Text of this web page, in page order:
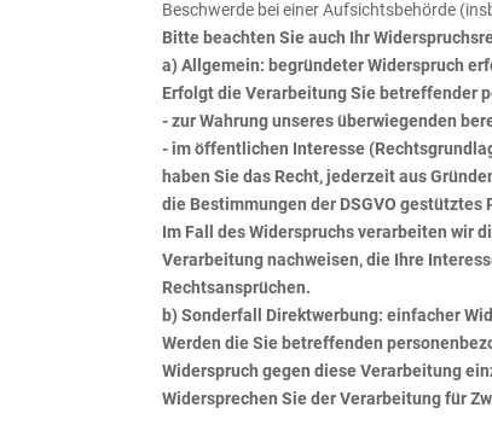
Beschwerde bei einer Aufsichtsbehörde
Bitte beachten Sie auch Ihr
a) Allgemein: begründeter Widerspruch
Erfolgt die Verarbeitung Sie betreffender
- zur Wahrung unseres überwiegenden
- im öffentlichen Interesse
haben Sie das Recht, jederzeit aus
die Bestimmungen der DSGVO gestütztes
Im Fall des Widerspruchs verarbeiten wir
Verarbeitung nachweisen, die Ihre
Rechtsansprüchen.
b) Sonderfall Direktwerbung: einfacher
Werden die Sie betreffenden
Widerspruch gegen diese Verarbeitung
Widersprechen Sie der Verarbeitung für